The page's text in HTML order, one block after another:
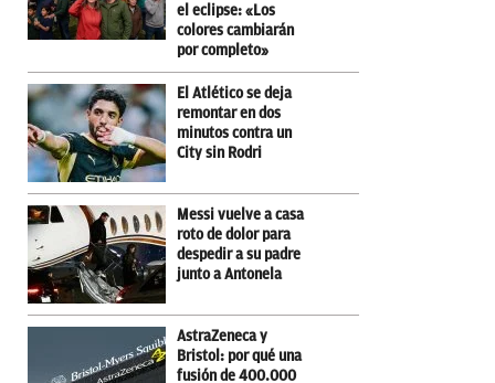
el eclipse: «Los
colores cambiarán
por completo»
El Atlético se deja
remontar en dos
minutos contra un
City sin Rodri
Messi vuelve a casa
roto de dolor para
despedir a su padre
junto a Antonela
AstraZeneca y
Bristol: por qué una
fusión de 400.000